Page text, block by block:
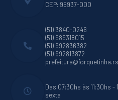
CEP: 95937-000
(51) 3840-0246
(51) 989318015
(51) 992836382
(51) 992813872
Das 07:30hs às 11:30hs -
sexta